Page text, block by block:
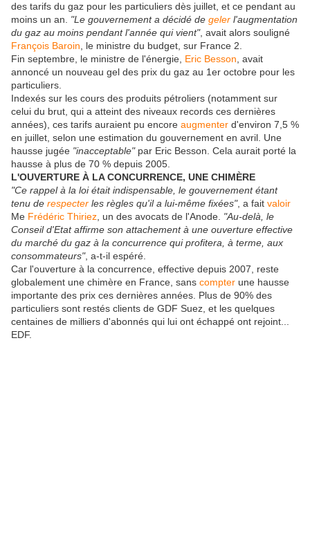
des tarifs du gaz pour les particuliers dès juillet, et ce pendant au
moins un an. "Le gouvernement a décidé de geler l'augmentation
du gaz au moins pendant l'année qui vient", avait alors souligné
François Baroin , le ministre du budget, sur France 2.
Fin septembre, le ministre de l'énergie, Eric Besson , avait
annoncé un nouveau gel des prix du gaz au 1er octobre pour les
particuliers.
Indexés sur les cours des produits pétroliers (notamment sur
celui du brut, qui a atteint des niveaux records ces dernières
années), ces tarifs auraient pu encore augmenter d'environ 7,5 %
en juillet, selon une estimation du gouvernement en avril. Une
hausse jugée "inacceptable"par Eric Besson. Cela aurait porté la
hausse à plus de 70 % depuis 2005.
L'OUVERTURE À LA CONCURRENCE, UNE CHIMÈRE
"Ce rappel à la loi était indispensable, le gouvernement étant
tenu de respecter les règles qu'il a lui-même fixées", a fait valoir
Me Frédéric Thiriez , un des avocats de l'Anode. "Au-delà, le
Conseil d'Etat affirme son attachement à une ouverture effective
du marché du gaz à la concurrence qui profitera, à terme, aux
consommateurs", a-t-il espéré.
Car l'ouverture à la concurrence, effective depuis 2007, reste
globalement une chimère en France, sans compter une hausse
importante des prix ces dernières années. Plus de 90% des
particuliers sont restés clients de GDF Suez, et les quelques
centaines de milliers d'abonnés qui lui ont échappé ont rejoint...
EDF.